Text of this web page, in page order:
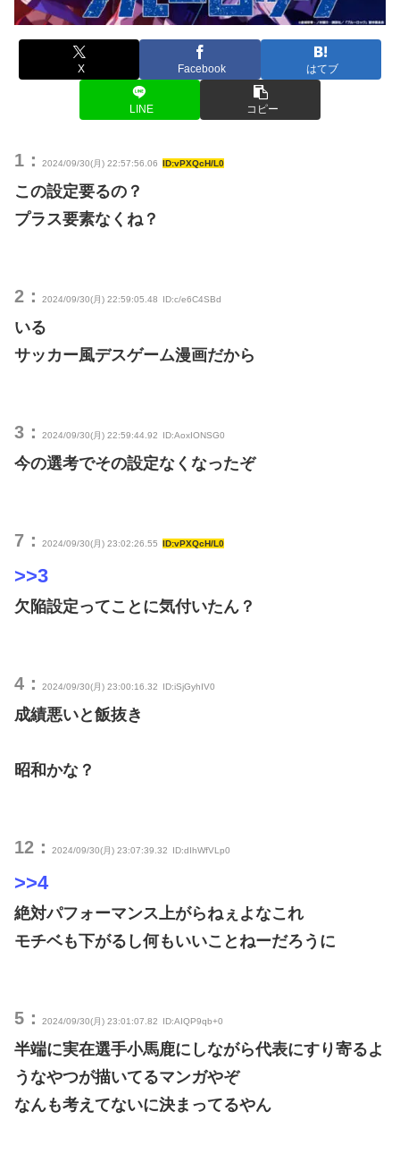
X Facebook はてブ
LINE コピー
1： 2024/09/30(月) 22:57:56.06 ID:vPXQcH/L0
この設定要るの？
プラス要素なくね？
2： 2024/09/30(月) 22:59:05.48 ID:c/e6C4SBd
いる
サッカー風デスゲーム漫画だから
3： 2024/09/30(月) 22:59:44.92 ID:AoxIONSG0
今の選考でその設定なくなったぞ
7： 2024/09/30(月) 23:02:26.55 ID:vPXQcH/L0
>>3
欠陥設定ってことに気付いたん？
4： 2024/09/30(月) 23:00:16.32 ID:iSjGyhIV0
成績悪いと飯抜き
昭和かな？
12： 2024/09/30(月) 23:07:39.32 ID:dIhWfVLp0
>>4
絶対パフォーマンス上がらねぇよなこれ
モチベも下がるし何もいいことねーだろうに
5： 2024/09/30(月) 23:01:07.82 ID:AIQP9qb+0
半端に実在選手小馬鹿にしながら代表にすり寄るよ
うなやつが描いてるマンガやぞ
なんも考えてないに決まってるやん